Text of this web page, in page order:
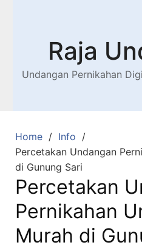
Raja
Undangan Pernikahan
Home
Info
Percetakan Undangan
di Gunung Sari
Percetakan
Pernikahan
Murah di